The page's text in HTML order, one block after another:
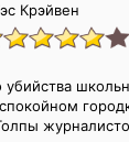
Крэйвен
убийства